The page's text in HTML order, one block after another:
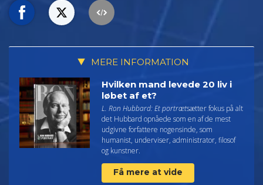
MERE INFORMATION
Hvilken mand levede 20 liv i
løbet af et?
L. Ron Hubbard: Et portrætsætter fokus på alt
det Hubbard opnåede som en af de mest
udgivne forfattere nogensinde, som
humanist, underviser, administrator, filosof
og kunstner.
Få mere at vide